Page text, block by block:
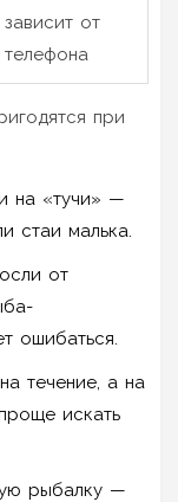
зависит от
телефона
при
на «тучи» —
стаи малька.
от
ошибаться.
течение, а на
искать
рыбалку —